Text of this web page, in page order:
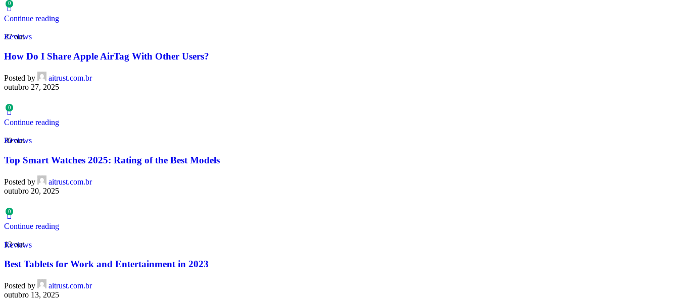
0
Continue reading
27out
Reviews
How Do I Share Apple AirTag With Other Users?
Posted by
aitrust.com.br
outubro 27, 2025
0
Continue reading
20out
Reviews
Top Smart Watches 2025: Rating of the Best Models
Posted by
aitrust.com.br
outubro 20, 2025
0
Continue reading
13out
Reviews
Best Tablets for Work and Entertainment in 2023
Posted by
aitrust.com.br
outubro 13, 2025